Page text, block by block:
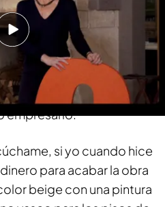
muy bien, no me puedo
años no hayas tenido
empresario.
si yo cuando hice
para acabar la obra
beige con una pintura